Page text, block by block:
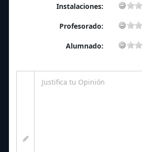
Instalaciones:
Profesorado:
Alumnado: